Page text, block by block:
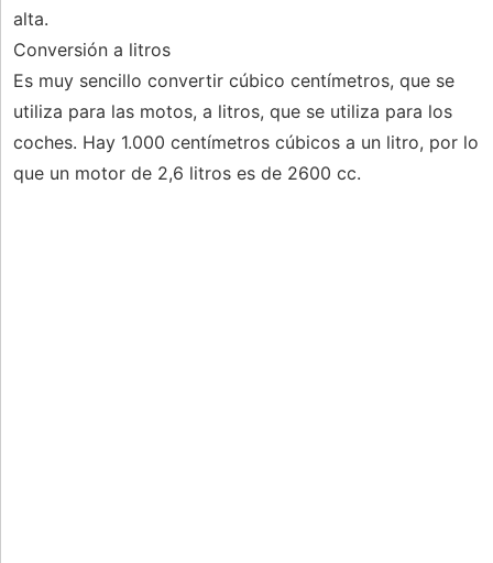
alta.
Conversión a litros
Es muy sencillo convertir cúbico centímetros, que se
utiliza para las motos, a litros, que se utiliza para los
coches. Hay 1.000 centímetros cúbicos a un litro, por lo
que un motor de 2,6 litros es de 2600 cc.